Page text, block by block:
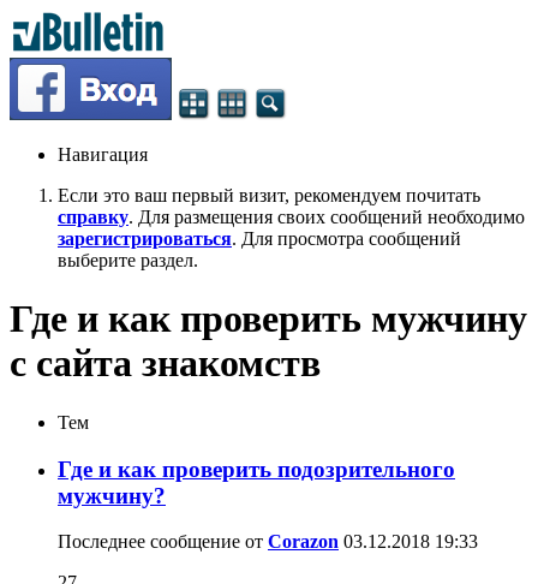
Навигация
Если это ваш первый визит, рекомендуем почитать
справку. Для размещения своих сообщений необходимо
зарегистрироваться. Для просмотра сообщений
выберите раздел.
Где и как проверить мужчину
с сайта знакомств
Тем
Где и как проверить подозрительного
мужчину?
Последнее сообщение от Corazon 03.12.2018 19:33